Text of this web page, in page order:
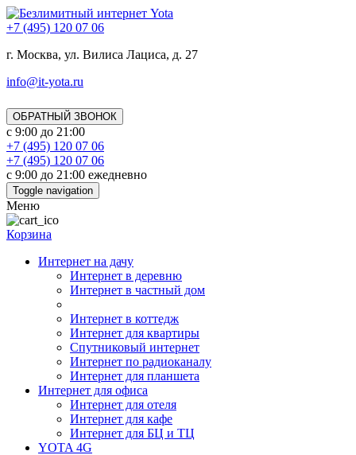
+7 (495) 120 07 06
г. Москва, ул. Вилиса Лациса, д. 27
info@it-yota.ru
ОБРАТНЫЙ ЗВОНОК
с 9:00 до 21:00
+7 (495) 120 07 06
+7 (495) 120 07 06
с 9:00 до 21:00 ежедневно
Toggle navigation
Меню
Корзина
Интернет на дачу
Интернет в деревню
Интернет в частный дом
Интернет в коттедж
Интернет для квартиры
Спутниковый интернет
Интернет по радиоканалу
Интернет для планшета
Интернет для офиса
Интернет для отеля
Интернет для кафе
Интернет для БЦ и ТЦ
YOTA 4G